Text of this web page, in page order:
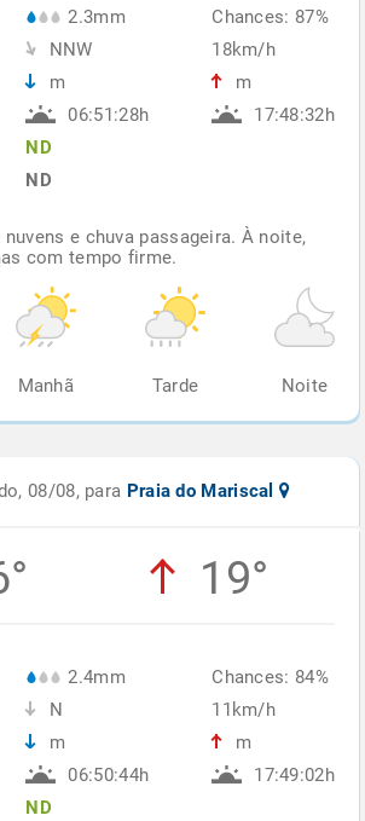
2.3mm
NNW
m
06:51:28h
ND
ND
Chances: 87%
18km/h
m
17:48:32h
e chuva passageira. À noite,
com tempo firme.
Manhã Tarde Noite
08/08, para Praia do Mariscal
19°
2.4mm
N
m
06:50:44h
ND
Chances: 84%
11km/h
m
17:49:02h